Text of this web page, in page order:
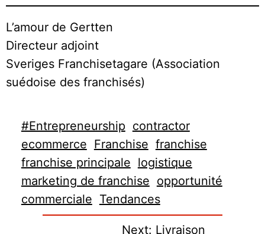
L’amour de Gertten
Directeur adjoint
Sveriges Franchisetagare (Association
suédoise des franchisés)
#Entrepreneurship contractor
ecommerce Franchise franchise
franchise principale logistique
marketing de franchise opportunité
commerciale Tendances
Next: Livraison